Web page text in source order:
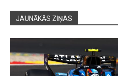
JAUNĀKĀS ZIŅAS